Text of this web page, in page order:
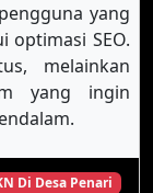
yang
optimasi SEO.
melainkan
yang ingin
Di Desa Penari